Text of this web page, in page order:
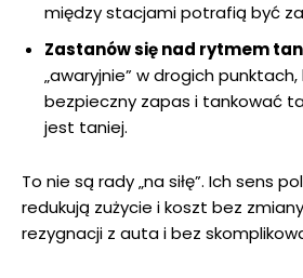
między stacjami potrafią być
Zastanów się nad rytmem
„awaryjnie” w drogich
bezpieczny zapas i tankować
jest taniej.
To nie są rady „na siłę”. Ich sens
redukują zużycie i koszt bez
rezygnacji z auta i bez